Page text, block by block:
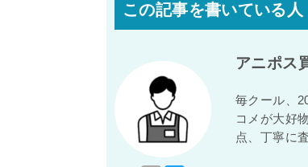
この記事を書いている人
アニポス
毎クール、
コメが大好
点、丁寧に